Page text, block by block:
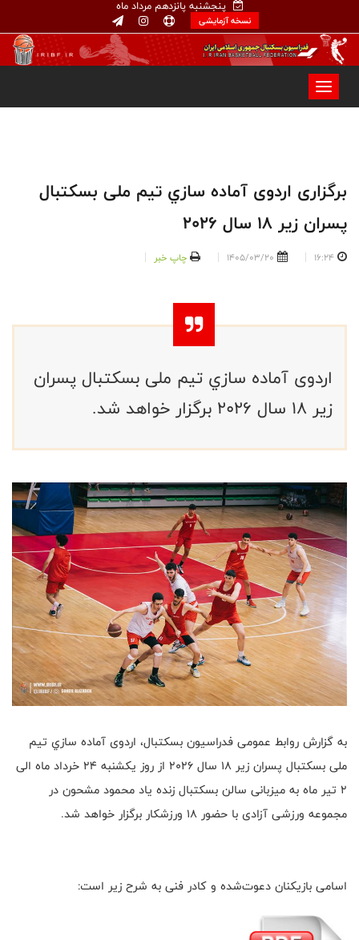
پنجشنبه پانزدهم مرداد ماه
نسخه آزمایشی
ﺑﺮﮔﺰﺍﺭﯼ ﺍﺭﺩﻭﯼ ﺁﻣﺎﺩﻩ ﺳﺎﺯﻱ ﺗﻴﻢ ﻣﻠﯽ ﺑﺴﮑﺘﺒﺎﻝ
ﭘﺴﺮﺍﻥ ﺯﯾﺮ ۱٨ ﺳﺎﻝ ۲۰۲٦
16:24
1405/03/20 چاپ خبر
ﺍﺭﺩﻭﯼ ﺁﻣﺎﺩﻩ ﺳﺎﺯﻱ ﺗﻴﻢ ﻣﻠﯽ ﺑﺴﮑﺘﺒﺎﻝ ﭘﺴﺮﺍﻥ
ﺯﯾﺮ ۱٨ ﺳﺎﻝ ۲۰۲٦ برگزار خواهد شد.
به گزارش روابط عمومی فدراسیون بسکتبال، ﺍﺭﺩﻭﯼ ﺁﻣﺎﺩﻩ ﺳﺎﺯﻱ ﺗﻴﻢ
ﻣﻠﯽ ﺑﺴﮑﺘﺒﺎﻝ ﭘﺴﺮﺍﻥ ﺯﯾﺮ ۱٨ ﺳﺎﻝ ۲۰۲٦ ﺍﺯ ﺭﻭﺯ ﯾﮑﺸﻨﺒﻪ ٢٤ خرداد ماه الی
٢ تیر ماه به میزبانی سالن ﺑﺴﮑﺘﺒﺎﻝ ﺯﻧﺪﻩ ﯾﺎﺩ ﻣﺤﻤﻮﺩ ﻣﺸﺤﻮﻥ ﺩﺭ
ﻣﺠﻤﻮﻋﻪ ﻭﺭﺯﺷﯽ ﺁﺯﺍﺩﯼ با حضور 18 ورزشکار برگزار خواهد شد.
اسامی بازیکنان دعوت‌شده و کادر فنی به شرح زیر است: